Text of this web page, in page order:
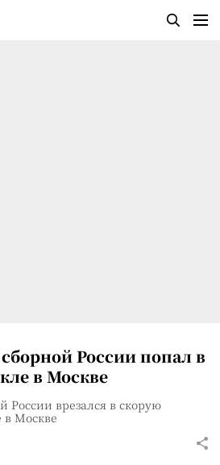
России попал в
в Москве
России врезался в скорую
Москве